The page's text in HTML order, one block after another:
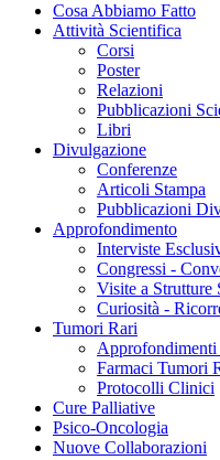
Cosa Abbiamo Fatto
Attività Scientifica
Corsi
Poster
Relazioni
Pubblicazioni
Libri
Divulgazione
Conferenze
Articoli Stampa
Pubblicazioni
Approfondimento
Interviste
Congressi -
Visite a Strutture
Curiosità -
Tumori Rari
Approfondimenti
Farmaci Tumori
Protocolli Clinici
Cure Palliative
Psico-Oncologia
Nuove Collaborazioni